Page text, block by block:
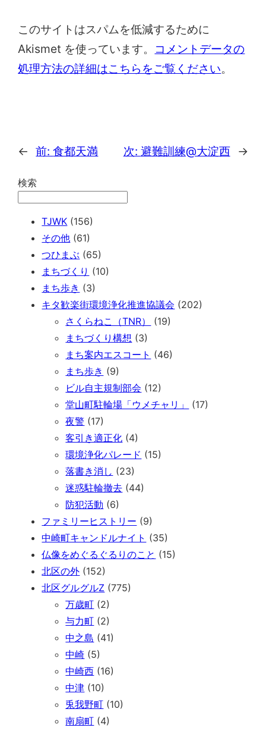
このサイトはスパムを低減するために
Akismet を使っています。
コメントデータの
処理方法の詳細はこちらをご覧ください。
← 前:食都天満 次: 避難訓練@大淀西 →
検索
TJWK (156)
その他 (61)
つひまぶ (65)
まちづくり (10)
まち歩き (3)
キタ歓楽街環境浄化推進協議会 (202)
さくらねこ（TNR）
(19)
まちづくり構想 (3)
まち案内エスコート (46)
まち歩き (9)
ビル自主規制部会 (12)
堂山町駐輪場「ウメチャリ」
(17)
夜警 (17)
客引き適正化 (4)
環境浄化パレード (15)
落書き消し (23)
迷惑駐輪撤去 (44)
防犯活動 (6)
ファミリーヒストリー (9)
中崎町キャンドルナイト (35)
仏像をめぐるぐるりのこと (15)
北区の外 (152)
北区グルグルZ (775)
万歳町 (2)
与力町 (2)
中之島 (41)
中崎 (5)
中崎西 (16)
中津 (10)
兎我野町 (10)
南扇町 (4)